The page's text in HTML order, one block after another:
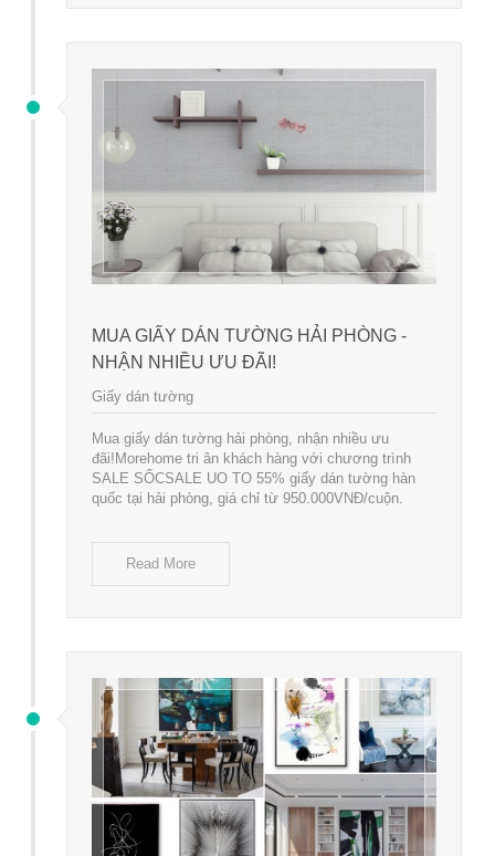
MUA GIẤY DÁN TƯỜNG HẢI PHÒNG -
NHẬN NHIỀU ƯU ĐÃI!
Giấy dán tường
Mua giấy dán tường hải phòng, nhận nhiều ưu
đãi!Morehome tri ân khách hàng với chương trình
SALE SỐCSALE UO TO 55% giấy dán tường hàn
quốc tại hải phòng, giá chỉ từ 950.000VNĐ/cuộn.
Read More